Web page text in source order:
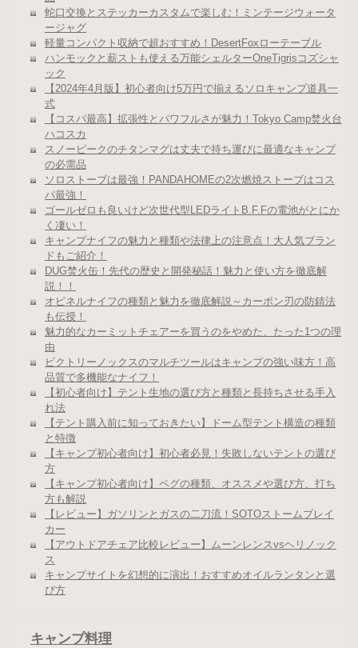
蛇口交換とステッカーカスタムで楽しむ！ミンテージウォータ
ージャグ
軽量コンパクト収納で超おすすめ！DesertFoxローテーブル
ハンモックと薪ストも使える万能シェルターOneTigrisコズシャ
ック
【2024年4月版】初心者向け5万円で揃えるソロキャンプ道具一
式
【コスパ最高】拡張性とパワフルさが魅力！Tokyo Camp焚火台
ハコスカ
スノーピークのチタンマグは丈夫で持ち運びに最適なキャンプ
の必需品
ソロストーブは最強！PANDAHOMEの2次燃焼ストーブはコス
パ最強！
ゴールゼロも良いけど次世代型LEDライトB.F.Fの電池がとにか
く凄い！
キャンプナイフの魅力と種類や法律上の注意点！大人気ブラン
ドもご紹介！
DUG焚火缶！先代の歴史と開発秘話！魅力と使い方を徹底解
説！！
オピネルナイフの種類と魅力を徹底解説～カーボン刃の防錆法
も伝授！
魅力的なカーミットチェアーを買うのをやめた、たった1つの理
由
ビクトリーノックスのマルチツールはキャンプの強い味方！高
品質で多機能なナイフ！
【初心者向け】テント生地の選び方と種類と長持ちさせる手入
れ法
【テント購入前に知っておきたい】ドーム型テント構造の種類
と特徴
【キャンプ初心者向け】初心者必見！失敗しないテントの選び
方
【キャンプ初心者向け】ペグの種類、オススメや選び方、打ち
方も解説
【レビュー】ガソリンとガスの二刀流！SOTOストームブレイ
カー
【アウトドアチェア比較レビュー】ムーンレンスvsヘリノック
ス
キャンプサイトを幻想的に演出！おすすめオイルランタンと選
び方
キャンプ料理